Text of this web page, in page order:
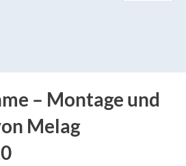
– Montage und
Melag